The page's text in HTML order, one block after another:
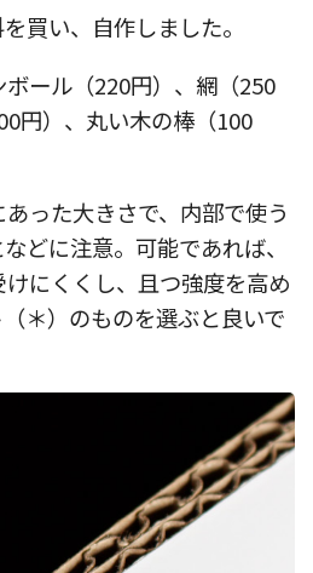
買い、自作しました。
ール（220円）、網（250
円）、丸い木の棒（100
った大きさで、内部で使う
どに注意。可能であれば、
にくくし、且つ強度を高め
＊）のものを選ぶと良いで